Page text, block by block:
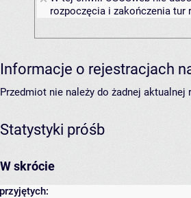
rozpoczęcia i zakończenia tur
Informacje o rejestracjach
Przedmiot nie należy do żadnej
Statystyki próśb
W skrócie
przyjętych: